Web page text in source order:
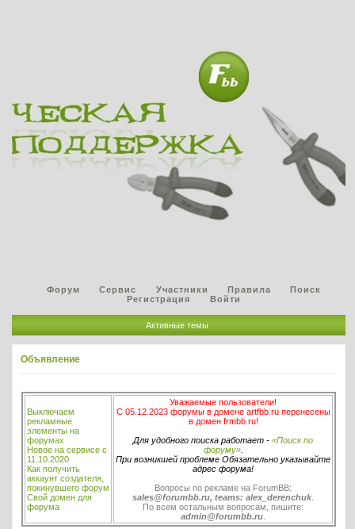
Форум Сервис Участники Правила
Поиск
Регистрация
Войти
Активные темы
Объявление
Выключаем
рекламные
элементы на
форумах
Новое на сервисе с
11.10.2020
Как получить
аккаунт создателя,
покинувшего форум
Свой домен для
форума
Уважаемые пользователи!
С 05.12.2023 форумы в домене artfbb.ru перенесены
в домен frmbb.ru!
Для удобного поиска работает - «Поиск по
форуму».
При возникшей проблеме Обязательно указывайте
адрес форума!
Вопросы по рекламе на ForumBB:
sales@forumbb.ru, teams: alex_derenchuk
По всем остальным вопросам, пишите:
admin@forumbb.ru